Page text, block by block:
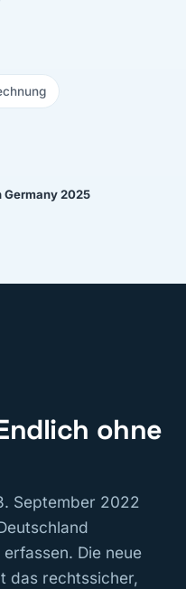
Germany 2025
ohne
September 2022
Die neue
das rechtssicher,